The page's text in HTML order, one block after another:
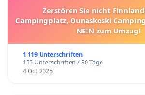
Zerstören Sie nicht
Campingplatz, Ounaskoski
NEIN zum Umzug!
1 119 Unterschriften
155 Unterschriften / 30 Tage
4 Oct 2025